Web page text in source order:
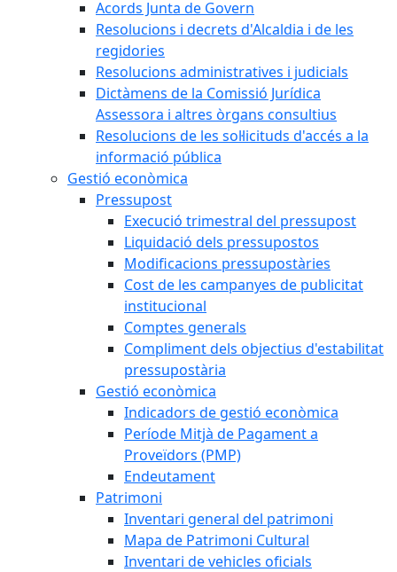
Acords Junta de Govern
Resolucions i decrets d'Alcaldia i de les
regidories
Resolucions administratives i judicials
Dictàmens de la Comissió Jurídica
Assessora i altres òrgans consultius
Resolucions de les sol·licituds d'accés a la
informació pública
Gestió econòmica
Pressupost
Execució trimestral del pressupost
Liquidació dels pressupostos
Modificacions pressupostàries
Cost de les campanyes de publicitat
institucional
Comptes generals
Compliment dels objectius d'estabilitat
pressupostària
Gestió econòmica
Indicadors de gestió econòmica
Període Mitjà de Pagament a
Proveïdors (PMP)
Endeutament
Patrimoni
Inventari general del patrimoni
Mapa de Patrimoni Cultural
Inventari de vehicles oficials